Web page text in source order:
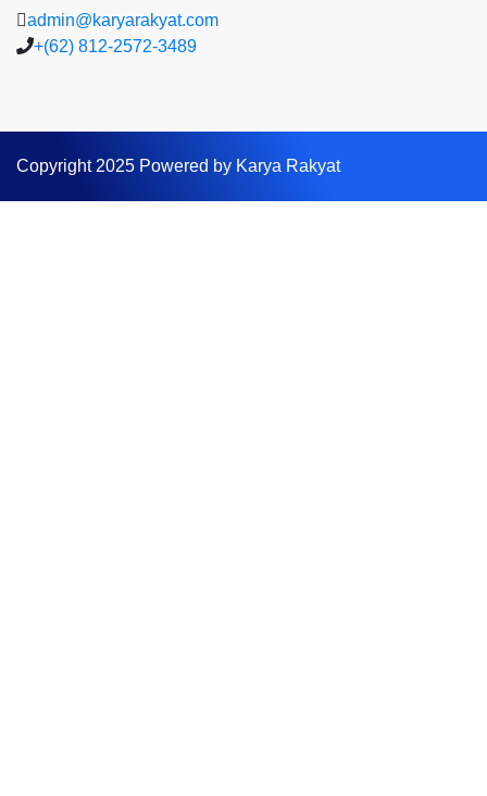
admin@karyarakyat.com
+(62) 812-2572-3489
Copyright 2025 Powered by Karya Rakyat